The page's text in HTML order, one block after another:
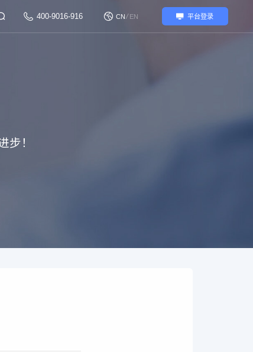
400-9016-916 CN /EN 平台登录
步！